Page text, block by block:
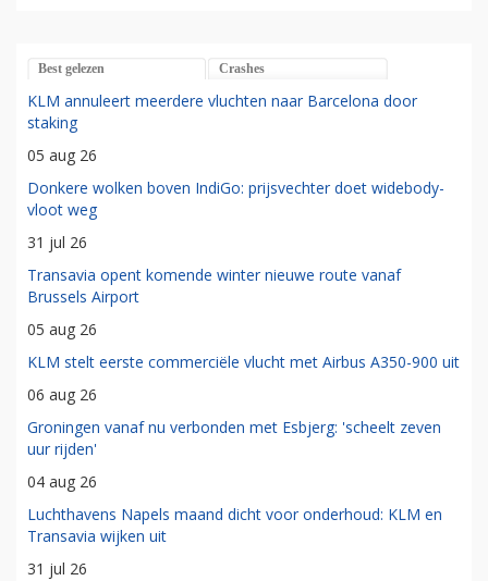
Best gelezen Crashes
KLM annuleert meerdere vluchten naar Barcelona door
staking
05 aug 26
Donkere wolken boven IndiGo: prijsvechter doet widebody-
vloot weg
31 jul 26
Transavia opent komende winter nieuwe route vanaf
Brussels Airport
05 aug 26
KLM stelt eerste commerciële vlucht met Airbus A350-900 uit
06 aug 26
Groningen vanaf nu verbonden met Esbjerg: 'scheelt zeven
uur rijden'
04 aug 26
Luchthavens Napels maand dicht voor onderhoud: KLM en
Transavia wijken uit
31 jul 26